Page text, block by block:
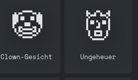
🤡
Clown-Gesicht
👹
Ungeheuer